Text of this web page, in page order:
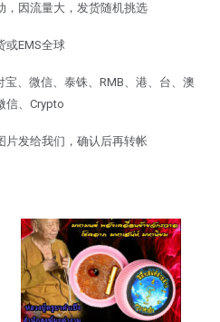
，因流量大，发货随机挑选
或EMS全球
、微信、泰铢、RMB、港、台、澳
信、Crypto
片发给我们，确认后再转帐